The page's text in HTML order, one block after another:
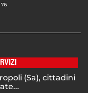
76
(Sa), cittadini